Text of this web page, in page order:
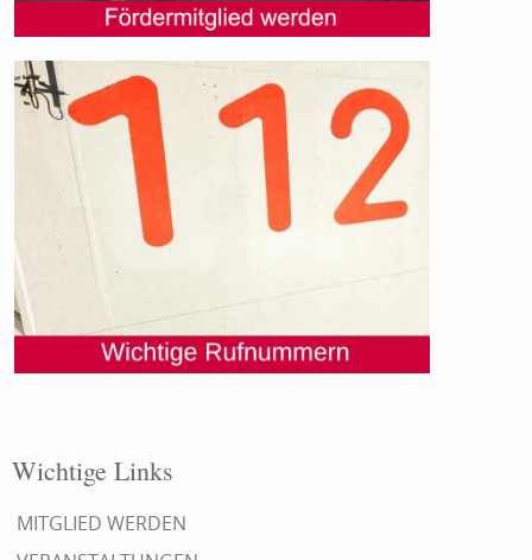
Wichtige Links
MITGLIED WERDEN